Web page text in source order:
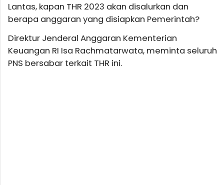
Lantas, kapan THR 2023 akan disalurkan dan
berapa anggaran yang disiapkan Pemerintah?
Direktur Jenderal Anggaran Kementerian
Keuangan RI Isa Rachmatarwata, meminta seluruh
PNS bersabar terkait THR ini.